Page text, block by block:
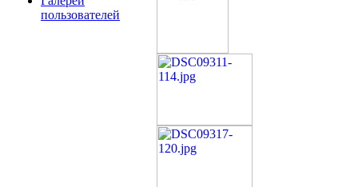
пользователей